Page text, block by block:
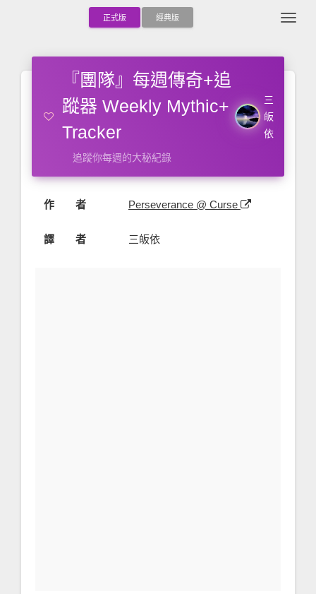
正式版 經典版
『團隊』每週傳奇+追
蹤器 Weekly Mythic+
Tracker
追蹤你每週的大秘紀錄
三
皈
依
作 者 Perseverance @ Curse
譯 者 三皈依